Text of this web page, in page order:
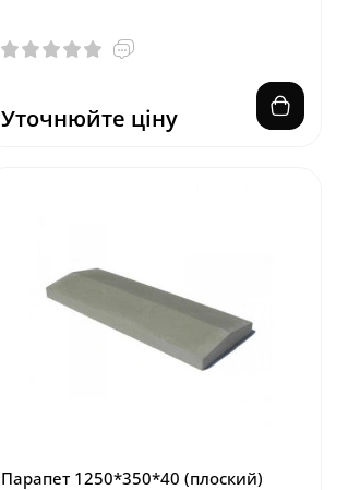
Уточнюйте ціну
Парапет 1250*350*40 (плоский)